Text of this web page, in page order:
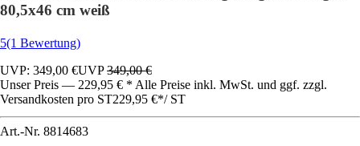
80,5x46 cm weiß
5(1 Bewertung)
UVP: 349,00 €UVP349,00 €
Unser Preis — 229,95 € * Alle Preise inkl. MwSt. und ggf. zzgl.
Versandkosten pro ST229,95 €*/ ST
Art.-Nr. 8814683